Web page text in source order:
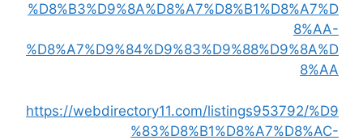
%D8%B3%D9%8A%D8%A7%D8%B1%D8%A7%D
8%AA-
%D8%A7%D9%84%D9%83%D9%88%D9%8A%D
8%AA
https://webdirectory11.com/listings953792/%D9
%83%D8%B1%D8%A7%D8%AC-